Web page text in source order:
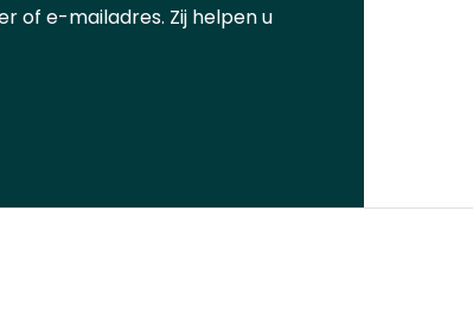
of e-mailadres. Zij helpen u